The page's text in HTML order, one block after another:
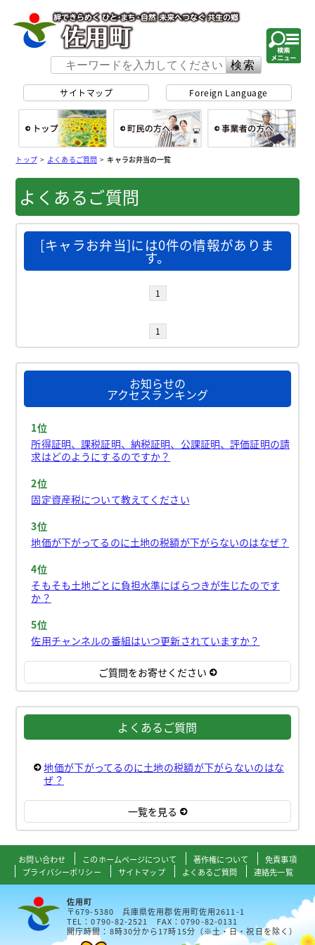
サイトマップ Foreign Language
総合トップ
トップ> よくあるご質問> キャラお弁当の一覧
よくあるご質問
[キャラお弁当]には0件の情報がありま
す。
1
1
お知らせの
アクセスランキング
1位
所得証明、課税証明、納税証明、公課証明、評価証明の請
求はどのようにするのですか？
2位
固定資産税について教えてください
3位
地価が下がってるのに土地の税額が下がらないのはなぜ？
4位
そもそも土地ごとに負担水準にばらつきが生じたのです
か？
5位
佐用チャンネルの番組はいつ更新されていますか？
ご質問をお寄せください
よくあるご質問
地価が下がってるのに土地の税額が下がらないのはな
ぜ？
一覧を見る
お問い合わせ このホームページについて 著作権について
免責事項
プライバシーポリシー
サイトマップ よくあるご質問 連絡先一覧
佐用町
〒679-5380 兵庫県佐用郡佐用町佐用2611-1
TEL：0790-82-2521 FAX：0790-82-0131
開庁時間：8時30分から17時15分（※土・日・祝日を除く）